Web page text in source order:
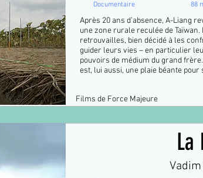
Documentaire 88
Après 20 ans d’absence, A-Liang
une zone rurale reculée de
retrouvailles, bien décidé à les
guider leurs vies – en particulier
pouvoirs de médium du grand
est, lui aussi, une plaie béante
Films de Force Majeure
La